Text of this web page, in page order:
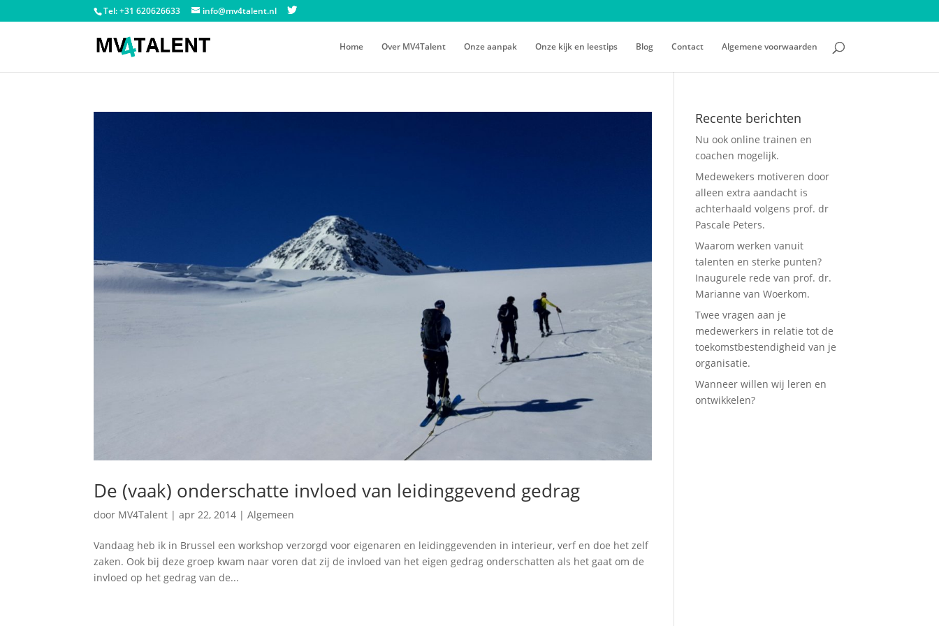
Tel: +31 620626633 info@mv4talent.nl
Home Over MV4Talent Onze aanpak Onze kijk en leestips Blog Contact Algemene voorwaarden
De (vaak) onderschatte invloed van leidinggevend gedrag
door MV4Talent |apr 22, 2014 |Algemeen
Vandaag heb ik in Brussel een workshop verzorgd voor eigenaren en leidinggevenden in interieur, verf en doe het zelf
zaken. Ook bij deze groep kwam naar voren dat zij de invloed van het eigen gedrag onderschatten als het gaat om de
invloed op het gedrag van de...
Recente berichten
Nu ook online trainen en
coachen mogelijk.
Medewekers motiveren door
alleen extra aandacht is
achterhaald volgens prof. dr
Pascale Peters.
Waarom werken vanuit
talenten en sterke punten?
Inaugurele rede van prof. dr.
Marianne van Woerkom.
Twee vragen aan je
medewerkers in relatie tot de
toekomstbestendigheid van je
organisatie.
Wanneer willen wij leren en
ontwikkelen?